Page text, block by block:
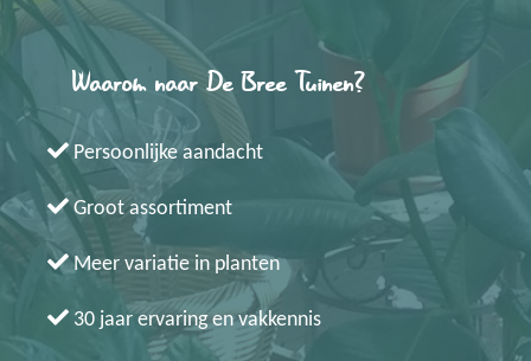
Waarom naar De Bree Tuinen?
Persoonlijke aandacht
Groot assortiment
Meer variatie in planten
30 jaar ervaring en vakkennis